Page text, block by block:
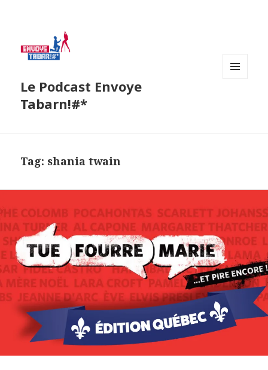
Le Podcast Envoye
Tabarn!#*
Tag: shania twain